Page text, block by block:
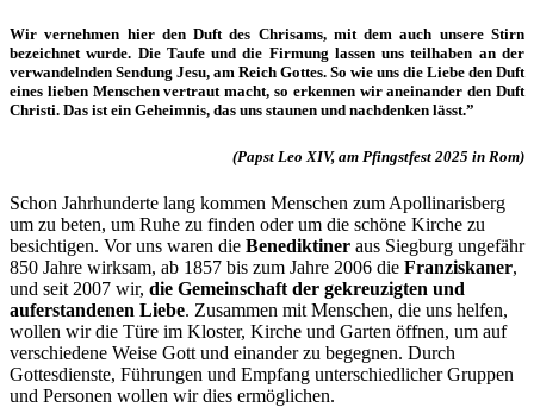
Wir vernehmen hier den Duft des Chrisams, mit dem auch unsere Stirn
bezeichnet wurde. Die Taufe und die Firmung lassen uns teilhaben an der
verwandelnden Sendung Jesu, am Reich Gottes. So wie uns die Liebe den Duft
eines lieben Menschen vertraut macht, so erkennen wir aneinander den Duft
Christi. Das ist ein Geheimnis, das uns staunen und nachdenken lässt.”
(Papst Leo XIV, am Pfingstfest 2025 in Rom)
Schon Jahrhunderte lang kommen Menschen zum Apollinarisberg
um zu beten, um Ruhe zu finden oder um die schöne Kirche zu
besichtigen. Vor uns waren die Benediktiner aus Siegburg ungefähr
850 Jahre wirksam, ab 1857 bis zum Jahre 2006 die Franziskaner,
und seit 2007 wir, die Gemeinschaft der gekreuzigten und
auferstandenen Liebe. Zusammen mit Menschen, die uns helfen,
wollen wir die Türe im Kloster, Kirche und Garten öffnen, um auf
verschiedene Weise Gott und einander zu begegnen. Durch
Gottesdienste, Führungen und Empfang unterschiedlicher Gruppen
und Personen wollen wir dies ermöglichen.